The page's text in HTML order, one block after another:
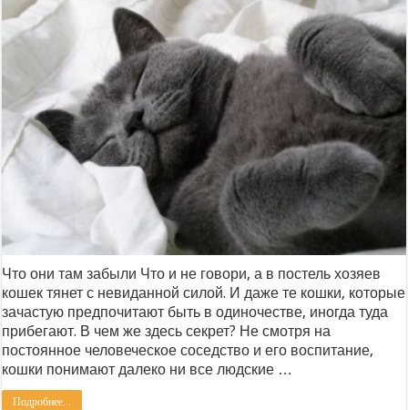
Что они там забыли Что и не говори, а в постель хозяев
кошек тянет с невиданной силой. И даже те кошки, которые
зачастую предпочитают быть в одиночестве, иногда туда
прибегают. В чем же здесь секрет? Не смотря на
постоянное человеческое соседство и его воспитание,
кошки понимают далеко ни все людские …
Подробнее...